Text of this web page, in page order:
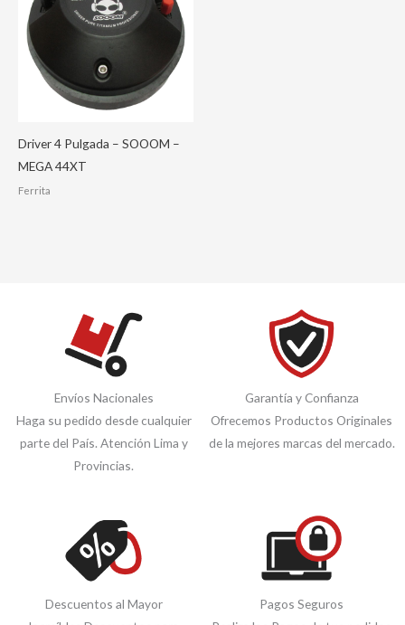
Driver 4 Pulgada – SOOOM –
MEGA 44XT
Ferrita
Envíos Nacionales
Haga su pedido desde cualquier
parte del País. Atención Lima y
Provincias.
Garantía y Confianza
Ofrecemos Productos Originales
de la mejores marcas del mercado.
Descuentos al Mayor
Pagos Seguros